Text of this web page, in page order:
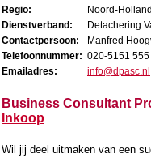
Regio:
Noord-
Dienstverband:
Detachering
Contactpersoon:
Manfred
Telefoonnummer: 020-5151 555
Emailadres:
info@dpasc.nl
Business Consultant
Inkoop
Wil jij deel uitmaken van een